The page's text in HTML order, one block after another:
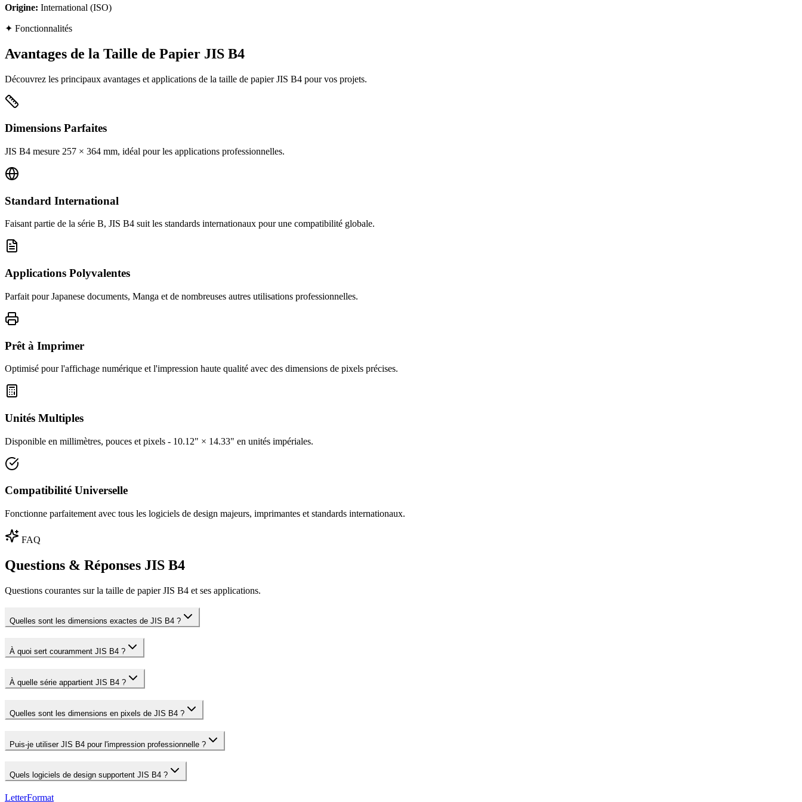
Origine: International (ISO)
✦ Fonctionnalités
Avantages de la Taille de Papier JIS B4
Découvrez les principaux avantages et applications de la taille de papier JIS B4 pour vos projets.
Dimensions Parfaites
JIS B4 mesure 257 × 364 mm, idéal pour les applications professionnelles.
Standard International
Faisant partie de la série B, JIS B4 suit les standards internationaux pour une compatibilité globale.
Applications Polyvalentes
Parfait pour Japanese documents, Manga et de nombreuses autres utilisations professionnelles.
Prêt à Imprimer
Optimisé pour l'affichage numérique et l'impression haute qualité avec des dimensions de pixels précises.
Unités Multiples
Disponible en millimètres, pouces et pixels - 10.12" × 14.33" en unités impériales.
Compatibilité Universelle
Fonctionne parfaitement avec tous les logiciels de design majeurs, imprimantes et standards internationaux.
FAQ
Questions & Réponses JIS B4
Questions courantes sur la taille de papier JIS B4 et ses applications.
Quelles sont les dimensions exactes de JIS B4 ?
À quoi sert couramment JIS B4 ?
À quelle série appartient JIS B4 ?
Quelles sont les dimensions en pixels de JIS B4 ?
Puis-je utiliser JIS B4 pour l'impression professionnelle ?
Quels logiciels de design supportent JIS B4 ?
LetterFormat